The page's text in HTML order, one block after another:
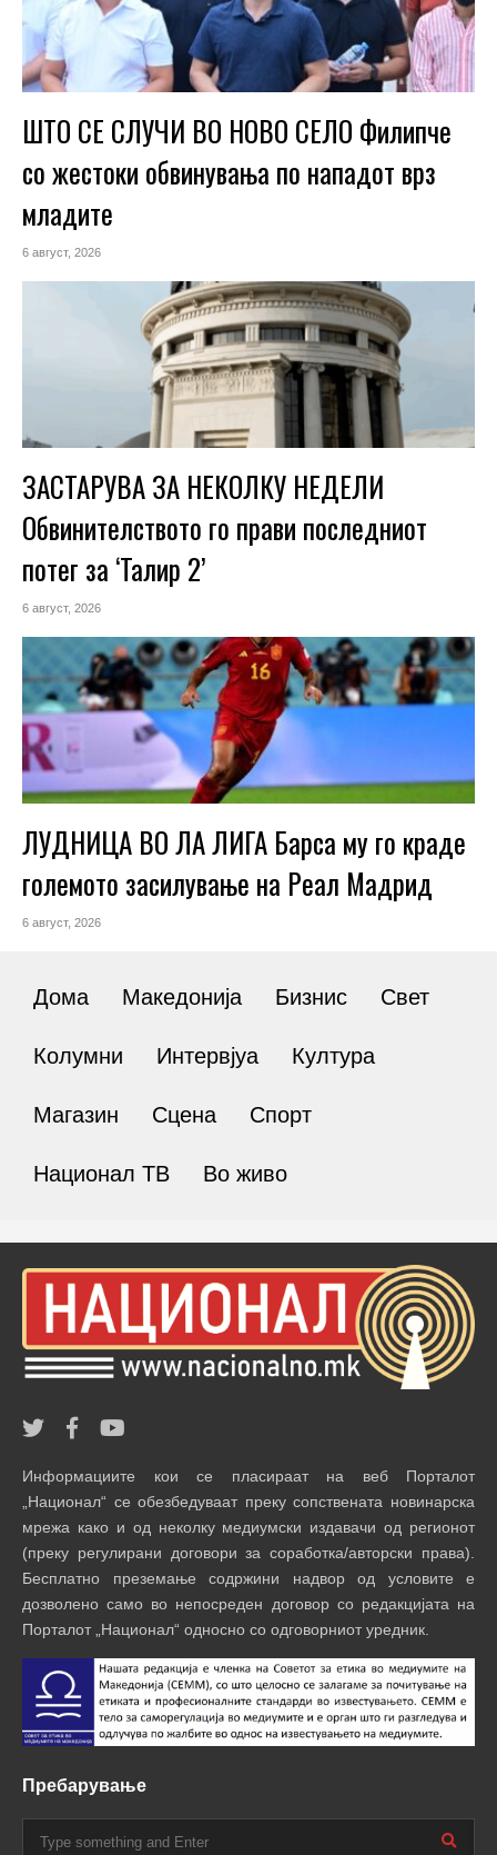
ШТО СЕ СЛУЧИ ВО НОВО СЕЛО Филипче
со жестоки обвинувања по нападот врз
младите
6 август, 2026
ЗАСТАРУВА ЗА НЕКОЛКУ НЕДЕЛИ
Обвинителството го прави последниот
потег за ‘Талир 2’
6 август, 2026
ЛУДНИЦА ВО ЛА ЛИГА Барса му го краде
големото засилување на Реал Мадрид
6 август, 2026
Дома Македонија Бизнис Свет
Колумни Интервјуа Култура
Магазин Сцена Спорт
Национал ТВ Во живо
Информациите кои се пласираат на веб Порталот
„Национал“ се обезбедуваат преку сопствената новинарска
мрежа како и од неколку медиумски издавачи од регионот
(преку регулирани договори за соработка/авторски права).
Бесплатно преземање содржини надвор од условите е
дозволено само во непосреден договор со редакцијата на
Порталот „Национал“ односно со одговорниот уредник.
Пребарување